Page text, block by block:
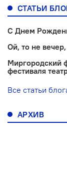
СТАТЬИ
С Днем
Ой, то не
Миргородский
фестиваля
Все статьи
АРХИВ